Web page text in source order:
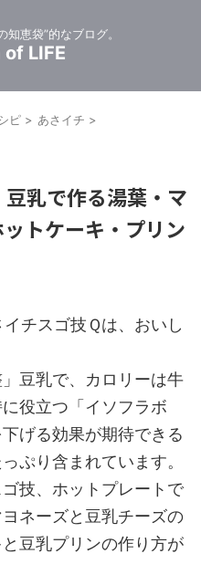
恵袋”的なブログ。
LIFE
ピ > あさイチ >
豆乳で作る湯葉・マ
トケーキ・プリン
チスゴ技Ｑは、おいし
豆乳で、カロリーは牛
役立つ「イソフラボ
げる効果が期待できる
ぷり含まれています。
技、ホットプレートで
ネーズと豆乳チーズの
豆乳プリンの作り方が